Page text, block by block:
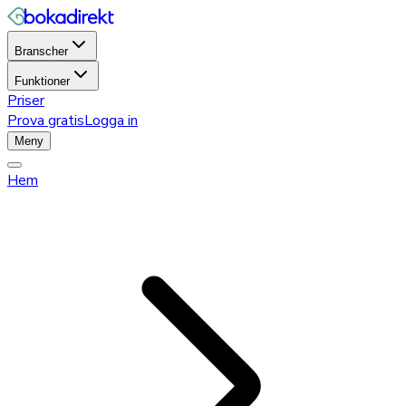
Branscher
Funktioner
Priser
Prova gratisLogga in
Meny
Hem